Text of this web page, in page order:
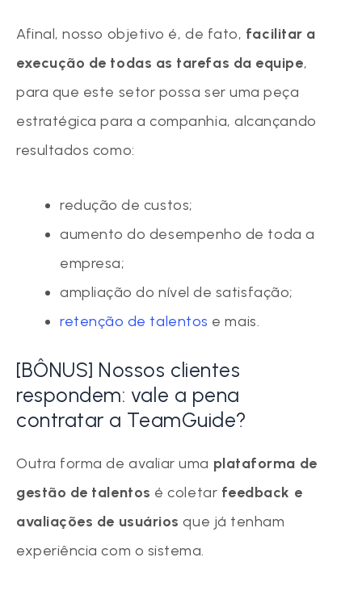
Afinal, nosso objetivo é, de fato, facilitar a
execução de todas as tarefas da equipe,
para que este setor possa ser uma peça
estratégica para a companhia, alcançando
resultados como:
redução de custos;
aumento do desempenho de toda a
empresa;
ampliação do nível de satisfação;
retenção de talentos e mais.
[BÔNUS] Nossos clientes
respondem: vale a pena
contratar a TeamGuide?
Outra forma de avaliar uma plataforma de
gestão de talentos é coletar feedback e
avaliações de usuáriosque já tenham
experiência com o sistema.